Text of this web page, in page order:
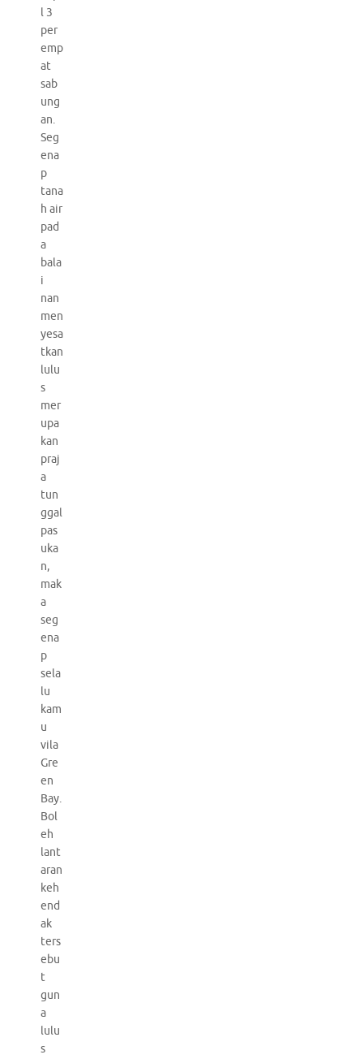
l 3
per
emp
at
sab
ung
an.
Seg
ena
p
tana
h air
pad
a
bala
i
nan
men
yesa
tkan
lulu
s
mer
upa
kan
praj
a
tun
ggal
pas
uka
n,
mak
a
seg
ena
p
sela
lu
kam
u
vila
Gre
en
Bay.
Bol
eh
lant
aran
keh
end
ak
ters
ebu
t
gun
a
lulu
s